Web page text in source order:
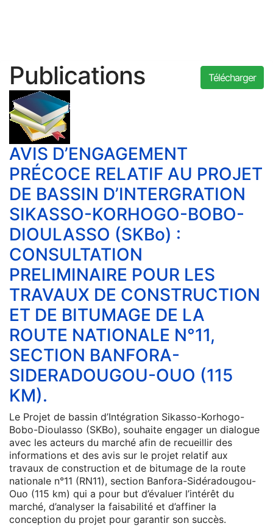
Publications Télécharger
AVIS D’ENGAGEMENT
PRÉCOCE RELATIF AU PROJET
DE BASSIN D’INTERGRATION
SIKASSO-KORHOGO-BOBO-
DIOULASSO (SKBo) :
CONSULTATION
PRELIMINAIRE POUR LES
TRAVAUX DE CONSTRUCTION
ET DE BITUMAGE DE LA
ROUTE NATIONALE N°11,
SECTION BANFORA-
SIDERADOUGOU-OUO (115
KM).
Le Projet de bassin d’Intégration Sikasso-Korhogo-
Bobo-Dioulasso (SKBo), souhaite engager un dialogue
avec les acteurs du marché afin de recueillir des
informations et des avis sur le projet relatif aux
travaux de construction et de bitumage de la route
nationale n°11 (RN11), section Banfora-Sidéradougou-
Ouo (115 km) qui a pour but d’évaluer l’intérêt du
marché, d’analyser la faisabilité et d’affiner la
conception du projet pour garantir son succès.